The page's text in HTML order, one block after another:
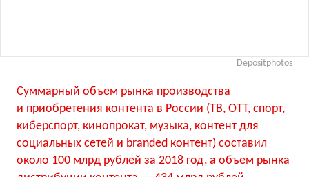
Depositphotos
Суммарный объем рынка производства
и приобретения контента в России (ТВ, OTT, спорт,
киберспорт, кинопрокат, музыка, контент для
социальных сетей и branded контент) составил
около 100 млрд рублей за 2018 год, а объем рынка